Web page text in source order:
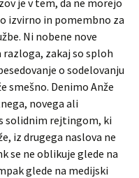
je v tem, da ne morejo
izvirno in pomembno za
Ni nobene nove
zakaj so sploh
o sodelovanju
smešno. Denimo Anže
novega ali
solidnim rejtingom, ki
iz drugega naslova ne
se ne oblikuje glede na
glede na medijski